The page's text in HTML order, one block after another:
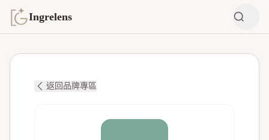
Ingrelens
返回品牌專區